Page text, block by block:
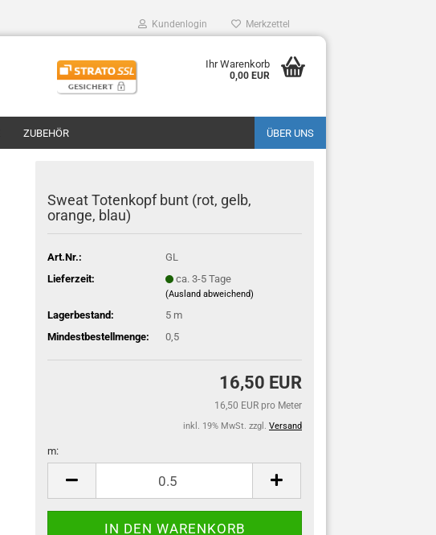
Kundenlogin Merkzettel
Ihr Warenkorb
0,00 EUR
ZUBEHÖR ÜBER UNS
Sweat Totenkopf bunt (rot, gelb,
orange, blau)
Art.Nr.:
GL
Lieferzeit:
ca. 3-5 Tage
(Ausland abweichend)
Lagerbestand: 5 m
Mindestbestellmenge:
0,5
16,50 EUR
16,50 EUR pro Meter
inkl. 19% MwSt. zzgl. Versand
m: